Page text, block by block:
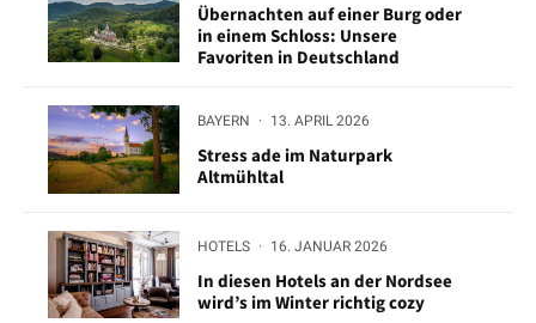
Übernachten auf einer Burg oder
in einem Schloss: Unsere
Favoriten in Deutschland
BAYERN · 13. APRIL 2026
Stress ade im Naturpark
Altmühltal
HOTELS · 16. JANUAR 2026
In diesen Hotels an der Nordsee
wird’s im Winter richtig cozy